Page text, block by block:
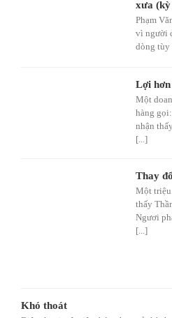
xưa (kỳ
Phạm
vì người
dòng tùy
Lợi hơn
Một
hàng
nhận
[...]
Thay
Một triệu
thấy
Ngươi
[...]
Khó thoát